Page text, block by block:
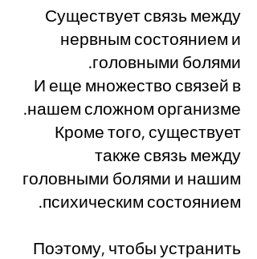
Существует связь между
нервным состоянием и
головными болями.
И еще множество связей в
нашем сложном организме.
Кроме того, существует
также связь между
головными болями и нашим
психическим состоянием.
Поэтому, чтобы устранить